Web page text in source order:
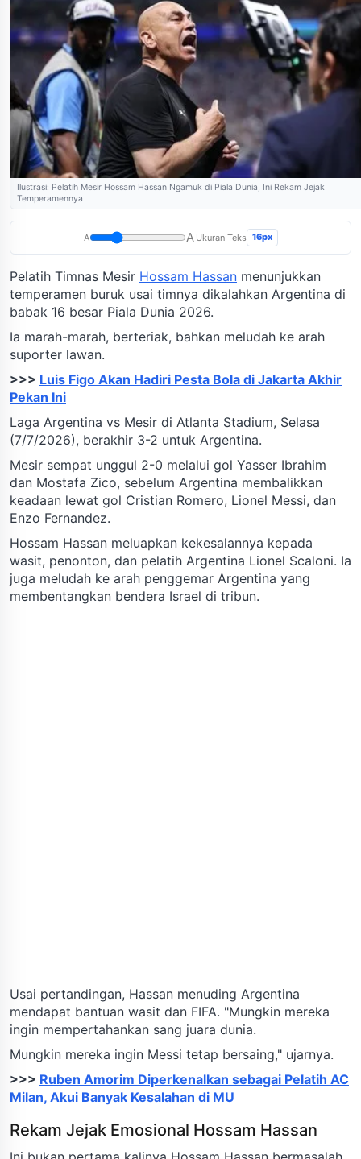
Ilustrasi: Pelatih Mesir Hossam Hassan Ngamuk di Piala Dunia, Ini Rekam Jejak
Temperamennya
A A Ukuran Teks 16px
Pelatih Timnas Mesir Hossam Hassan menunjukkan
temperamen buruk usai timnya dikalahkan Argentina di
babak 16 besar Piala Dunia 2026.
Ia marah-marah, berteriak, bahkan meludah ke arah
suporter lawan.
>>> Luis Figo Akan Hadiri Pesta Bola di Jakarta Akhir
Pekan Ini
Laga Argentina vs Mesir di Atlanta Stadium, Selasa
(7/7/2026), berakhir 3-2 untuk Argentina.
Mesir sempat unggul 2-0 melalui gol Yasser Ibrahim
dan Mostafa Zico, sebelum Argentina membalikkan
keadaan lewat gol Cristian Romero, Lionel Messi, dan
Enzo Fernandez.
Hossam Hassan meluapkan kekesalannya kepada
wasit, penonton, dan pelatih Argentina Lionel Scaloni. Ia
juga meludah ke arah penggemar Argentina yang
membentangkan bendera Israel di tribun.
Usai pertandingan, Hassan menuding Argentina
mendapat bantuan wasit dan FIFA. "Mungkin mereka
ingin mempertahankan sang juara dunia.
Mungkin mereka ingin Messi tetap bersaing," ujarnya.
>>> Ruben Amorim Diperkenalkan sebagai Pelatih AC
Milan, Akui Banyak Kesalahan di MU
Rekam Jejak Emosional Hossam Hassan